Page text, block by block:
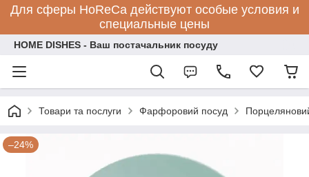
Для сферы HoReCa действуют особые условия и
специальные цены
HOME DISHES - Ваш постачальник посуду
Товари та послуги Фарфоровий посуд
–24%